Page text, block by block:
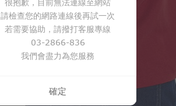
$ 249 $ 299
請檢查您的網路連線後再試一次
若需要協助，請撥打客服專線
03-2866-836
我們會盡力為您服務
確定